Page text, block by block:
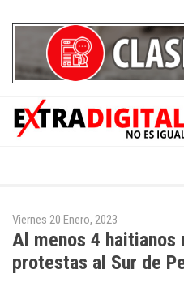
Viernes 20 Enero, 2023
Al menos 4 haitianos
protestas al Sur de